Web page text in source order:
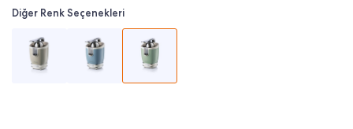
Diğer Renk Seçenekleri